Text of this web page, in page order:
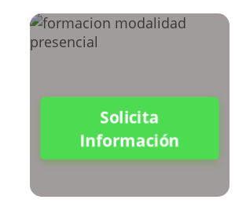
Solicita
Información